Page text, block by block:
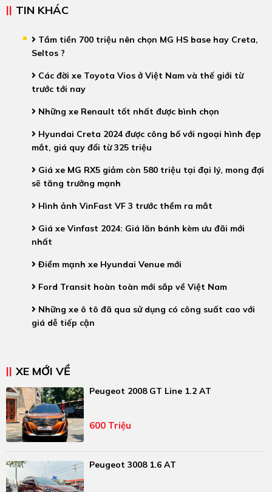
TIN KHÁC
Tầm tiền 700 triệu nên chọn MG HS base hay Creta,
Seltos ?
Các đời xe Toyota Vios ở Việt Nam và thế giới từ
trước tới nay
Những xe Renault tốt nhất được bình chọn
Hyundai Creta 2024 được công bố với ngoại hình đẹp
mắt, giá quy đổi từ 325 triệu
Giá xe MG RX5 giảm còn 580 triệu tại đại lý, mong đợi
sẽ tăng trưởng mạnh
Hình ảnh VinFast VF 3 trước thềm ra mắt
Giá xe Vinfast 2024: Giá lăn bánh kèm ưu đãi mới
nhất
Điểm mạnh xe Hyundai Venue mới
Ford Transit hoàn toàn mới sắp về Việt Nam
Những xe ô tô đã qua sử dụng có công suất cao với
giá dễ tiếp cận
XE MỚI VỀ
Peugeot 2008 GT Line 1.2 AT
600 Triệu
Peugeot 3008 1.6 AT